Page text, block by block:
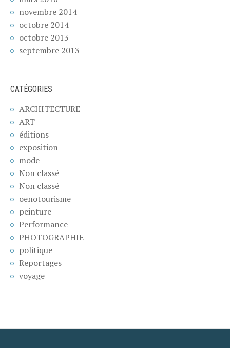
novembre 2014
octobre 2014
octobre 2013
septembre 2013
CATÉGORIES
ARCHITECTURE
ART
éditions
exposition
mode
Non classé
Non classé
oenotourisme
peinture
Performance
PHOTOGRAPHIE
politique
Reportages
voyage